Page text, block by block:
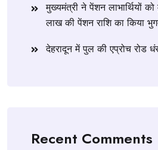
मुख्यमंत्री ने पेंशन लाभार्थियों
लाख की पेंशन राशि का किया
देहरादून में पुल की एप्रोच रोड
Recent Comments